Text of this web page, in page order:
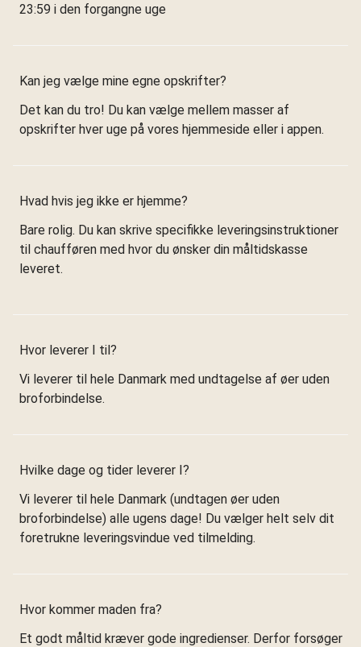
23:59 i den forgangne uge
Kan jeg vælge mine egne opskrifter?
Det kan du tro! Du kan vælge mellem masser af
opskrifter hver uge på vores hjemmeside eller i appen.
Hvad hvis jeg ikke er hjemme?
Bare rolig. Du kan skrive specifikke leveringsinstruktioner
til chaufføren med hvor du ønsker din måltidskasse
leveret.
Hvor leverer I til?
Vi leverer til hele Danmark med undtagelse af øer uden
broforbindelse.
Hvilke dage og tider leverer I?
Vi leverer til hele Danmark (undtagen øer uden
broforbindelse) alle ugens dage! Du vælger helt selv dit
foretrukne leveringsvindue ved tilmelding.
Hvor kommer maden fra?
Et godt måltid kræver gode ingredienser. Derfor forsøger